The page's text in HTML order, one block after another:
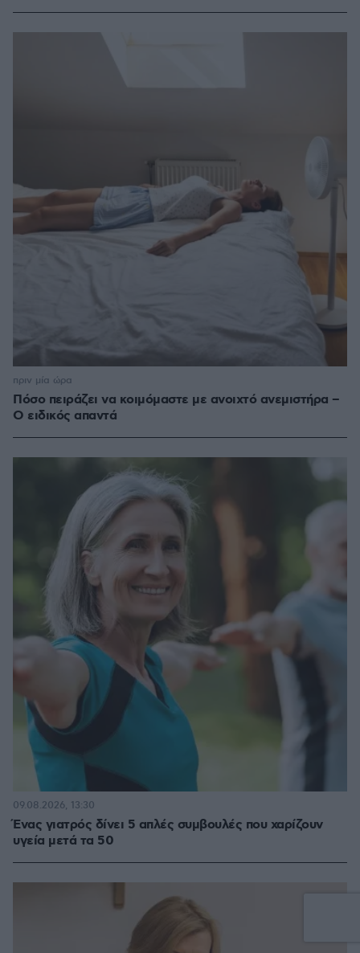
Πόσο πειράζει να κοιμόμαστε με ανοιχτό ανεμιστήρα –
Ο ειδικός απαντά
πριν μία ώρα
Ένας γιατρός δίνει 5 απλές συμβουλές που χαρίζουν
υγεία μετά τα 50
09.08.2026, 13:30